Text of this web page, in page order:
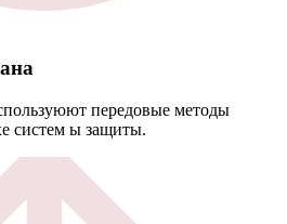
передовые методы
систем ы защиты.